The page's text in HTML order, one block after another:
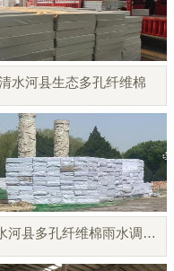
水河县生态多孔纤维棉
清水河县多孔纤维棉雨水调蓄模块